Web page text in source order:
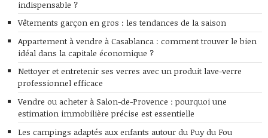
indispensable ?
Vêtements garçon en gros : les tendances de la saison
Appartement à vendre à Casablanca : comment trouver le bien
idéal dans la capitale économique ?
Nettoyer et entretenir ses verres avec un produit lave-verre
professionnel efficace
Vendre ou acheter à Salon-de-Provence : pourquoi une
estimation immobilière précise est essentielle
Les campings adaptés aux enfants autour du Puy du Fou